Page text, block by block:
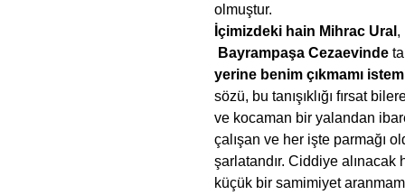
olmuştur.
İçimizdeki hain Mihrac Ural,
Bayrampaşa Cezaevinde
yerine benim çıkmamı
sözü, bu tanışıklığı fırsat
ve kocaman bir yalandan
çalışan ve her işte parmağı
şarlatandır. Ciddiye
küçük bir samimiyet